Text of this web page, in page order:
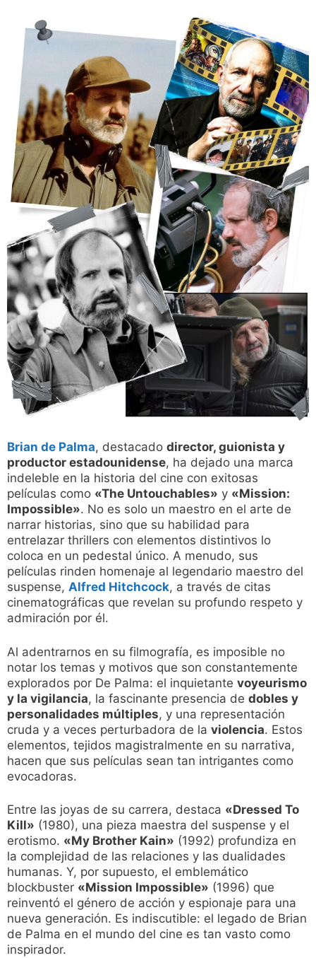
Brian de Palma, destacado director, guionista y
productor estadounidense, ha dejado una marca
indeleble en la historia del cine con exitosas
películas como «The Untouchables» y «Mission:
Impossible». No es solo un maestro en el arte de
narrar historias, sino que su habilidad para
entrelazar thrillers con elementos distintivos lo
coloca en un pedestal único. A menudo, sus
películas rinden homenaje al legendario maestro del
suspense, Alfred Hitchcock, a través de citas
cinematográficas que revelan su profundo respeto y
admiración por él.
Al adentrarnos en su filmografía, es imposible no
notar los temas y motivos que son constantemente
explorados por De Palma: el inquietante voyeurismo
y la vigilancia, la fascinante presencia de dobles y
personalidades múltiples, y una representación
cruda y a veces perturbadora de la violencia. Estos
elementos, tejidos magistralmente en su narrativa,
hacen que sus películas sean tan intrigantes como
evocadoras.
Entre las joyas de su carrera, destaca «Dressed To
Kill» (1980), una pieza maestra del suspense y el
erotismo. «My Brother Kain» (1992) profundiza en
la complejidad de las relaciones y las dualidades
humanas. Y, por supuesto, el emblemático
blockbuster «Mission Impossible» (1996) que
reinventó el género de acción y espionaje para una
nueva generación. Es indiscutible: el legado de Brian
de Palma en el mundo del cine es tan vasto como
inspirador.